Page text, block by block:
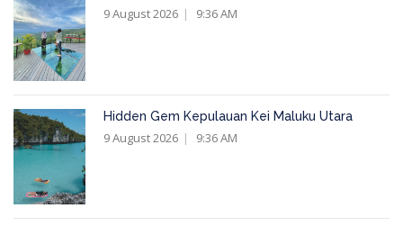
9 August 2026 9:36 AM
Hidden Gem Kepulauan Kei Maluku Utara
9 August 2026 9:36 AM